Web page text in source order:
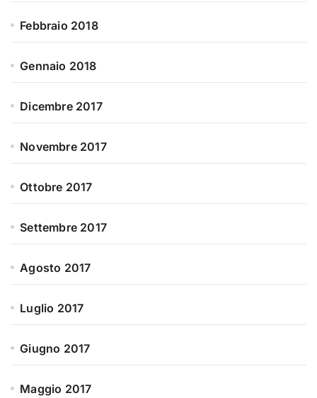
Febbraio 2018
Gennaio 2018
Dicembre 2017
Novembre 2017
Ottobre 2017
Settembre 2017
Agosto 2017
Luglio 2017
Giugno 2017
Maggio 2017